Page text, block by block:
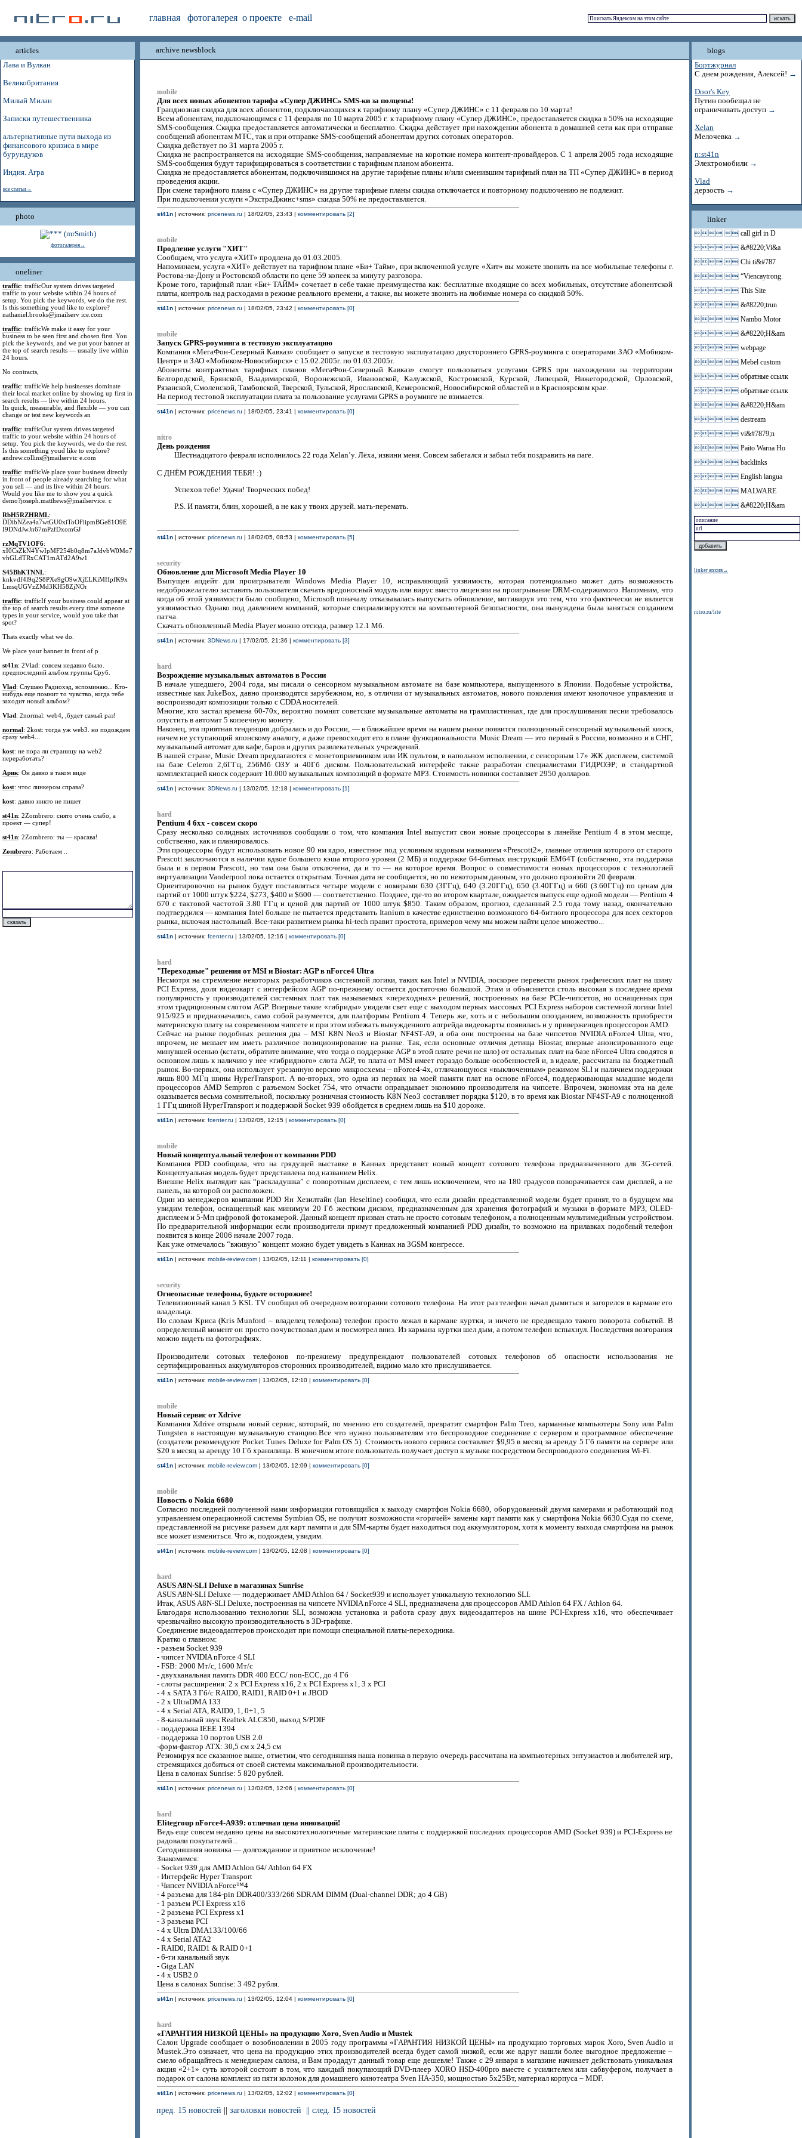
главная фотогалерея о проекте e-mail
articles
Лава и Вулкан
Великобритания
Милый Милан
Записки путешественника
альтернативные пути выхода из
финансового кризиса в мире
бурундуков
Индия. Агра
все статьи→
photo
фотогалерея→
oneliner
traffic: trafficOur system drives targeted
traffic to your website within 24 hours of
setup. You pick the keywords, we do the rest.
Is this something youd like to explore?
nathaniel.brooks@jmailserv ice.com
traffic: trafficWe make it easy for your
business to be seen first and chosen first. You
pick the keywords, and we put your banner at
the top of search results — usually live within
24 hours.
No contracts,
traffic: trafficWe help businesses dominate
their local market online by showing up first in
search results — live within 24 hours.
Its quick, measurable, and flexible — you can
change or test new keywords an
traffic: trafficOur system drives targeted
traffic to your website within 24 hours of
setup. You pick the keywords, we do the rest.
Is this something youd like to explore?
andrew.collins@jmailservic e.com
traffic: trafficWe place your business directly
in front of people already searching for what
you sell — and its live within 24 hours.
Would you like me to show you a quick
demo?joseph.matthews@jmailservice. c
RbH5RZHRML:
DDibNZea4a7wtGU0xiToOFiipmBGe81O9E
I9DNdJwJn67mPzfDxomGJ
rzMqTV1OF6:
xI0CsZkN4YwIpMF254b0q8m7aJdvbW0Mo7
vhGLdTRxCAT1mATd2A9w1
S45BhKTNNL:
knkvdf4l9q2S8PXe9gO9wXjELKiMHpfK9x
LmsqUGVzZMd3KH58ZjNOr
traffic: trafficIf your business could appear at
the top of search results every time someone
types in your service, would you take that
spot?
Thats exactly what we do.
We place your banner in front of p
st41n: 2Vlad: совсем недавно было.
предпоследний альбом группы Сруб.
Vlad: Слушаю Радиохэд, вспоминаю... Кто-
нибудь еще помнит то чувство, когда тебе
заходит новый альбом?
Vlad: 2normal: web4, ,будет самый раз!
normal: 2kost: тогда уж web3. но подождем
сразу web4...
kost: не пора ли страницу на web2
переработать?
Арик: Он давно в таком виде
kost: чтос линкером справа?
kost: давно никто не пишет
st41n: 2Zombrero: снято очень слабо, а
проект — супер!
st41n: 2Zombrero: ты — красава!
Zombrero: Работаем ..
archive newsblock
mobile
Для всех новых абонентов тарифа «Супер ДЖИНС» SMS-ки за полцены!
Грандиозная скидка для всех абонентов, подключающихся к тарифному плану «Супер ДЖИНС» с 11 февраля по 10 марта!
Всем абонентам, подключающимся с 11 февраля по 10 марта 2005 г. к тарифному плану «Супер ДЖИНС», предоставляется скидка в 50% на исходящие
SMS-сообщения. Скидка предоставляется автоматически и бесплатно. Скидка действует при нахождении абонента в домашней сети как при отправке
сообщений абонентам МТС, так и при отправке SMS-сообщений абонентам других сотовых операторов.
Скидка действует по 31 марта 2005 г.
Скидка не распространяется на исходящие SMS-сообщения, направляемые на короткие номера контент-провайдеров. С 1 апреля 2005 года исходящие
SMS-сообщения будут тарифицироваться в соответствии с тарифным планом абонента.
Скидка не предоставляется абонентам, подключившимся на другие тарифные планы и/или сменившим тарифный план на ТП «Супер ДЖИНС» в период
проведения акции.
При смене тарифного плана с «Супер ДЖИНС» на другие тарифные планы скидка отключается и повторному подключению не подлежит.
При подключении услуги «ЭкстраДжинс+sms» скидка 50% не предоставляется.
st41n| источник: pricenews.ru | 18/02/05, 23:43 | комментировать [2]
mobile
Продление услуги "ХИТ"
Сообщаем, что услуга «ХИТ» продлена до 01.03.2005.
Напоминаем, услуга «ХИТ» действует на тарифном плане «Би+ Тайм», при включенной услуге «Хит» вы можете звонить на все мобильные телефоны г.
Ростова-на-Дону и Ростовской области по цене 59 копеек за минуту разговора.
Кроме того, тарифный план «Би+ ТАЙМ» сочетает в себе такие преимущества как: бесплатные входящие со всех мобильных, отсутствие абонентской
платы, контроль над расходами в режиме реального времени, а также, вы можете звонить на любимые номера со скидкой 50%.
st41n| источник: pricenews.ru | 18/02/05, 23:42 | комментировать [0]
mobile
Запуск GPRS-роуминга в тестовую эксплуатацию
Компания «МегаФон-Северный Кавказ» сообщает о запуске в тестовую эксплуатацию двустороннего GPRS-роуминга c операторами ЗАО «Мобиком-
Центр» и ЗАО «Мобиком-Новосибирск» с 15.02.2005г. по 01.03.2005г.
Абоненты контрактных тарифных планов «МегаФон-Северный Кавказ» смогут пользоваться услугами GPRS при нахождении на территории
Белгородской, Брянской, Владимирской, Воронежской, Ивановской, Калужской, Костромской, Курской, Липецкой, Нижегородской, Орловской,
Рязанской, Смоленской, Тамбовской, Тверской, Тульской, Ярославской, Кемеровской, Новосибирской областей и в Красноярском крае.
На период тестовой эксплуатации плата за пользование услугами GPRS в роуминге не взимается.
st41n| источник: pricenews.ru | 18/02/05, 23:41 | комментировать [0]
nitro
День рождения
Шестнадцатого февраля исполнилось 22 года Xelan’y. Лёха, извини меня. Совсем забегался и забыл тебя поздравить на паге.
С ДНЁМ РОЖДЕНИЯ ТЕБЯ! :)
Успехов тебе! Удачи! Творческих побед!
P.S. И памяти, блин, хорошей, а не как у твоих друзей. мать-перемать.
st41n| источник: pricenews.ru | 18/02/05, 08:53 | комментировать [5]
security
Обновление для Microsoft Media Player 10
Выпущен апдейт для проигрывателя Windows Media Player 10, исправляющий уязвимость, которая потенциально может дать возможность
недоброжелателю заставить пользователя скачать вредоносный модуль или вирус вместо лицензии на проигрывание DRM-содержимого. Напомним, что
когда об этой уязвимости было сообщено, Microsoft поначалу отказывалась выпускать обновление, мотивируя это тем, что это фактически не является
уязвимостью. Однако под давлением компаний, которые специализируются на компьютерной безопасности, она вынуждена была заняться созданием
патча.
Скачать обновленный Media Player можно отсюда, размер 12.1 Мб.
st41n| источник: 3DNews.ru | 17/02/05, 21:36 | комментировать [3]
hard
Возрождение музыкальных автоматов в России
В начале ушедшего, 2004 года, мы писали о сенсорном музыкальном автомате на базе компьютера, выпущенного в Японии. Подобные устройства,
известные как JukeBox, давно производятся зарубежном, но, в отличии от музыкальных автоматов, нового поколения имеют кнопочное управления и
воспроизводят композиции только с CDDA носителей.
Многие, кто застал времена 60-70х, вероятно помнят советские музыкальные автоматы на грампластинках, где для прослушивания песни требовалось
опустить в автомат 5 копеечную монету.
Наконец, эта приятная тенденция добралась и до России, — в ближайшее время на нашем рынке появится полноценный сенсорный музыкальный киоск,
ничем не уступающий японскому аналогу, а даже превосходит его в плане функциональности. Music Dream — это первый в России, возможно и в СНГ,
музыкальный автомат для кафе, баров и других развлекательных учреждений.
В нашей стране, Music Dream предлагаются с монетоприемником или ИК пультом, в напольном исполнении, с сенсорным 17» ЖК дисплеем, системой
на базе Celeron 2,6ГГц, 256Мб ОЗУ и 40Гб диском. Пользовательский интерфейс также разработан специалистами ГИДРОЭР; в стандартной
комплектацией киоск содержит 10.000 музыкальных композиций в формате MP3. Стоимость новинки составляет 2950 долларов.
st41n| источник: 3DNews.ru | 13/02/05, 12:18 | комментировать [1]
hard
Pentium 4 6xx - совсем скоро
Сразу несколько солидных источников сообщили о том, что компания Intel выпустит свои новые процессоры в линейке Pentium 4 в этом месяце,
собственно, как и планировалось.
Эти процессоры будут использовать новое 90 нм ядро, известное под условным кодовым названием «Prescott2», главные отличия которого от старого
Prescott заключаются в наличии вдвое большего кэша второго уровня (2 МБ) и поддержке 64-битных инструкций EM64T (собственно, эта поддержка
была и в первом Prescott, но там она была отключена, да и то — на которое время. Вопрос о совместимости новых процессоров с технологией
виртуализации Vanderpool пока остается открытым. Точная дата не сообщается, но по некоторым данным, это должно произойти 20 февраля.
Ориентировочно на рынок будут поставляться четыре модели с номерами 630 (3ГГц), 640 (3.20ГГц), 650 (3.40ГГц) и 660 (3.60ГГц) по ценам для
партий от 1000 штук $224, $273, $400 и $600 — соответственно. Позднее, где-то во втором квартале, ожидается выпуск еще одной модели — Pentium 4
670 с тактовой частотой 3.80 ГГц и ценой для партий от 1000 штук $850. Таким образом, прогноз, сделанный 2.5 года тому назад, окончательно
подтвердился — компания Intel больше не пытается представить Itanium в качестве единственно возможного 64-битного процессора для всех секторов
рынка, включая настольный. Все-таки развитием рынка hi-tech правит простота, примеров чему мы можем найти целое множество...
st41n| источник: fcenter.ru | 13/02/05, 12:16 | комментировать [0]
hard
"Переходные" решения от MSI и Biostar: AGP в nForce4 Ultra
Несмотря на стремление некоторых разработчиков системной логики, таких как Intel и NVIDIA, поскорее перевести рынок графических плат на шину
PCI Express, доля видеокарт с интерфейсом AGP по-прежнему остается достаточно большой. Этим и объясняется столь высокая в последнее время
популярность у производителей системных плат так называемых «переходных» решений, построенных на базе PCIe-чипсетов, но оснащенных при
этом традиционным слотом AGP. Впервые такие «гибриды» увидели свет еще с выходом первых массовых PCI Express наборов системной логики Intel
915/925 и предназначались, само собой разумеется, для платформы Pentium 4. Теперь же, хоть и с небольшим опозданием, возможность приобрести
материнскую плату на современном чипсете и при этом избежать вынужденного апгрейда видеокарты появилась и у приверженцев процессоров AMD.
Сейчас на рынке подобных решения два – MSI K8N Neo3 и Biostar NF4ST-A9, и оба они построены на базе чипсетов NVIDIA nForce4 Ultra, что,
впрочем, не мешает им иметь различное позиционирование на рынке. Так, если основные отличия детища Biostar, впервые анонсированного еще
минувшей осенью (кстати, обратите внимание, что тогда о поддержке AGP в этой плате речи не шло) от остальных плат на базе nForce4 Ultra сводятся в
основном лишь к наличию у нее «гибридного» слота AGP, то плата от MSI имеет гораздо больше особенностей и, в идеале, рассчитана на бюджетный
рынок. Во-первых, она использует урезанную версию микросхемы – nForce4-4x, отличающуюся «выключенным» режимом SLI и наличием поддержки
лишь 800 МГц шины HyperTransport. А во-вторых, это одна из первых на моей памяти плат на основе nForce4, поддерживающая младшие модели
процессоров AMD Sempron с разъемом Socket 754, что отчасти оправдывает экономию производителя на чипсете. Впрочем, экономия эта на деле
оказывается весьма сомнительной, поскольку розничная стоимость K8N Neo3 составляет порядка $120, в то время как Biostar NF4ST-A9 с полноценной
1 ГГц шиной HyperTransport и поддержкой Socket 939 обойдется в среднем лишь на $10 дороже.
st41n| источник: fcenter.ru | 13/02/05, 12:15 | комментировать [0]
mobile
Новый концептуальный телефон от компании PDD
Компания PDD сообщила, что на грядущей выставке в Каннах представит новый концепт сотового телефона предназначенного для 3G-сетей.
Концептуальная модель будет представлена под названием Helix.
Внешне Helix выглядит как “раскладушка” с поворотным дисплеем, с тем лишь исключением, что на 180 градусов поворачивается сам дисплей, а не
панель, на которой он расположен.
Один из менеджеров компании PDD Ян Хезилтайн (Ian Heseltine) сообщил, что если дизайн представленной модели будет принят, то в будущем мы
увидим телефон, оснащенный как минимум 20 Гб жестким диском, предназначенным для хранения фотографий и музыки в формате MP3, OLED-
дисплеем и 5-Мп цифровой фотокамерой. Данный концепт призван стать не просто сотовым телефоном, а полноценным мультимедийным устройством.
По предварительной информации если производители примут предложенный компанией PDD дизайн, то возможно на прилавках подобный телефон
появится в конце 2006 начале 2007 года.
Как уже отмечалось “вживую” концепт можно будет увидеть в Каннах на 3GSM конгрессе.
st41n| источник: mobile-review.com| 13/02/05, 12:11 | комментировать [0]
security
Огнеопасные телефоны, будьте осторожнее!
Телевизионный канал 5 KSL TV сообщил об очередном возгорании сотового телефона. На этот раз телефон начал дымиться и загорелся в кармане его
владельца.
По словам Криса (Kris Munford – владелец телефона) телефон просто лежал в кармане куртки, и ничего не предвещало такого поворота событий. В
определенный момент он просто почувствовал дым и посмотрел вниз. Из кармана куртки шел дым, а потом телефон вспыхнул. Последствия возгорания
можно видеть на фотографиях.
Производители сотовых телефонов по-прежнему предупреждают пользователей сотовых телефонов об опасности использования не
сертифицированных аккумуляторов сторонних производителей, видимо мало кто прислушивается.
st41n| источник: mobile-review.com| 13/02/05, 12:10 | комментировать [0]
mobile
Новый сервис от Xdrive
Компания Xdrive открыла новый сервис, который, по мнению его создателей, превратит смартфон Palm Treo, карманные компьютеры Sony или Palm
Tungsten в настоящую музыкальную станцию.Все что нужно пользователям это беспроводное соединение с сервером и программное обеспечение
(создатели рекомендуют Pocket Tunes Deluxe for Palm OS 5). Стоимость нового сервиса составляет $9,95 в месяц за аренду 5 Гб памяти на сервере или
$20 в месяц за аренду 10 Гб хранилища. В конечном итоге пользователь получает доступ к музыке посредством беспроводного соединения Wi-Fi.
st41n| источник: mobile-review.com| 13/02/05, 12:09 | комментировать [0]
mobile
Новость о Nokia 6680
Согласно последней полученной нами информации готовящийся к выходу смартфон Nokia 6680, оборудованный двумя камерами и работающий под
управлением операционной системы Symbian OS, не получит возможности «горячей» замены карт памяти как у смартфона Nokia 6630.Судя по схеме,
представленной на рисунке разъем для карт памяти и для SIM-карты будет находиться под аккумулятором, хотя к моменту выхода смартфона на рынок
все может измениться. Что ж, подождем, увидим.
st41n| источник: mobile-review.com| 13/02/05, 12:08 | комментировать [0]
hard
ASUS A8N-SLI Deluxe в магазинах Sunrise
ASUS A8N-SLI Deluxe — поддерживает AMD Athlon 64 / Socket939 и использует уникальную технологию SLI.
Итак, ASUS A8N-SLI Deluxe, построенная на чипсете NVIDIA nForce 4 SLI, предназначена для процессоров AMD Athlon 64 FX / Athlon 64.
Благодаря использованию технологии SLI, возможна установка и работа сразу двух видеоадаптеров на шине PCI-Express x16, что обеспечивает
чрезвычайно высокую производительность в 3D-графике.
Соединение видеоадаптеров происходит при помощи специальной платы-переходника.
Кратко о главном:
- разъем Socket 939
- чипсет NVIDIA nForce 4 SLI
- FSB: 2000 Мт/с, 1600 Мт/с
- двухканальная память DDR 400 ECC/ non-ECC, до 4 Гб
- слоты расширения: 2 x PCI Express x16, 2 x PCI Express x1, 3 x PCI
- 4 x SATA 3 Гб/с RAID0, RAID1, RAID 0+1 и JBOD
- 2 x UltraDMA 133
- 4 x Serial ATA, RAID0, 1, 0+1, 5
- 8-канальный звук Realtek ALC850, выход S/PDIF
- поддержка IEEE 1394
- поддержка 10 портов USB 2.0
-форм-фактор ATX: 30,5 см x 24,5 см
Резюмируя все сказанное выше, отметим, что сегодняшняя наша новинка в первую очередь рассчитана на компьютерных энтузиастов и любителей игр,
стремящихся добиться от своей системы максимальной производительности.
Цена в салонах Sunrise: 5 820 рублей.
st41n| источник: pricenews.ru | 13/02/05, 12:06 | комментировать [0]
hard
Elitegroup nForce4-A939: отличная цена инноваций!
Ведь еще совсем недавно цены на высокотехнологичные материнские платы с поддержкой последних процессоров AMD (Socket 939) и PCI-Express не
радовали покупателей...
Сегодняшняя новинка — долгожданное и приятное исключение!
Знакомимся:
- Socket 939 для AMD Athlon 64/ Athlon 64 FX
- Интерфейс Hyper Transport
- Чипсет NVIDIA nForce™4
- 4 разъема для 184-pin DDR400/333/266 SDRAM DIMM (Dual-channel DDR; до 4 GB)
- 1 разъем PCI Express x16
- 2 разъема PCI Express x1
- 3 разъема PCI
- 4 x Ultra DMA133/100/66
- 4 x Serial ATA2
- RAID0, RAID1 & RAID 0+1
- 6-ти канальный звук
- Giga LAN
- 4 x USB2.0
Цена в салонах Sunrise: 3 492 рубля.
st41n| источник: pricenews.ru | 13/02/05, 12:04 | комментировать [0]
hard
«ГАРАНТИЯ НИЗКОЙ ЦЕНЫ» на продукцию Xoro, Sven Audio и Mustek
Салон Upgrade сообщает о возобновлении в 2005 году программы «ГАРАНТИЯ НИЗКОЙ ЦЕНЫ» на продукцию торговых марок Xoro, Sven Audio и
Mustek.Это означает, что цена на продукцию этих производителей всегда будет самой низкой, если же вдруг нашли более выгодное предложение –
смело обращайтесь к менеджерам салона, и Вам продадут данный товар еще дешевле! Также с 29 января в магазине начинает действовать уникальная
акция «2+1» суть которой состоит в том, что каждый покупающий DVD-плеер XORO HSD-400pro вместе с усилителем или сабвуфером, получает в
подарок от салона комплект из пяти колонок для домашнего кинотеатра Sven HA-350, мощностью 5х25Вт, материал корпуса – MDF.
st41n| источник: pricenews.ru | 13/02/05, 12:02 | комментировать [0]
пред. 15 новостей ||заголовки новостей || след. 15 новостей
blogs
Бортжурнал
С днем рождения, Алексей! →
Door's Key
Путин пообещал не
ограничивать доступ →
Xelan
Мелочевка →
n:st41n
Электромобили →
Vlad
дерзость →
linker
  call girl in D
  &#8220;Vi&a
  Chi ti&#787
  “Viencaytrong.
  This Site
  &#8220;trun
  Nambo Motor
  &#8220;H&am
  webpage
  Mebel custom
  обратные ссылк
  обратные ссылк
  &#8220;H&am
  destream
  vi&#7879;n
  Paito Warna Ho
  backlinks
  English langua
  MALWARE
  &#8220;H&am
linker архив→
nitro.ru/lite